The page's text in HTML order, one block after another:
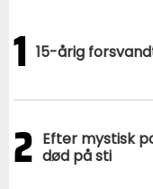
1 15-årig
2 Efter mystisk
død på sti